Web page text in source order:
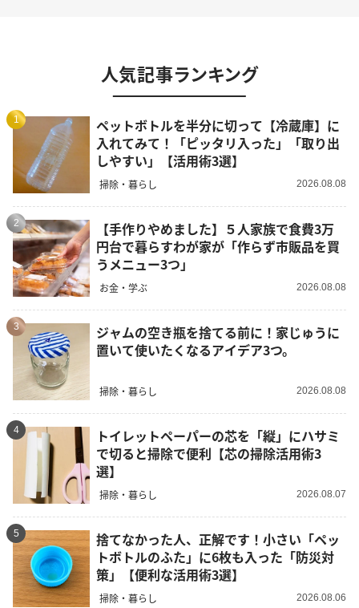
人気記事ランキング
1
ペットボトルを半分に切って【冷蔵庫】に
入れてみて！「ピッタリ入った」「取り出
しやすい」【活用術3選】
掃除・暮らし 2026.08.08
2
【手作りやめました】５人家族で食費3万
円台で暮らすわが家が「作らず市販品を買
うメニュー3つ」
お金・学ぶ 2026.08.08
3
ジャムの空き瓶を捨てる前に！家じゅうに
置いて使いたくなるアイデア3つ。
掃除・暮らし 2026.08.08
4
トイレットペーパーの芯を「縦」にハサミ
で切ると掃除で便利【芯の掃除活用術3
選】
掃除・暮らし 2026.08.07
5
捨てなかった人、正解です！小さい「ペッ
トボトルのふた」に6枚も入った「防災対
策」【便利な活用術3選】
掃除・暮らし 2026.08.06